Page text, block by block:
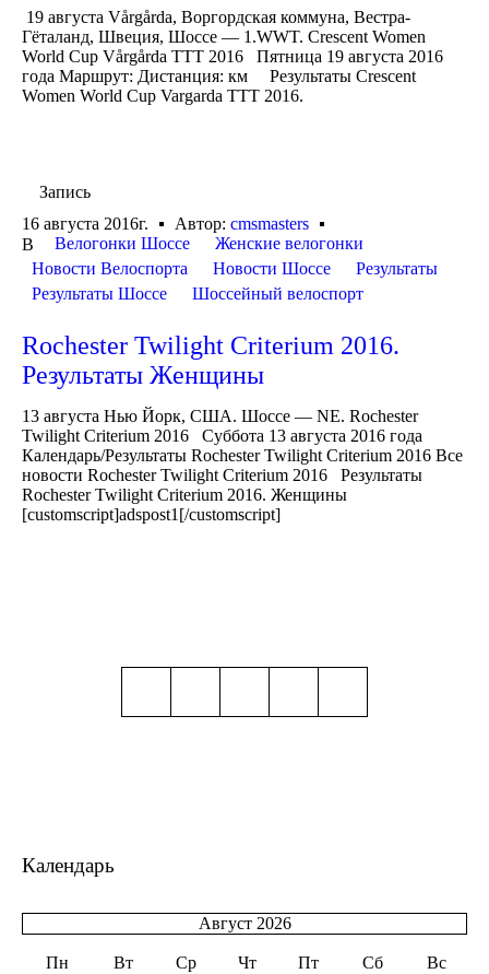
19 августа Vårgårda, Воргордская коммуна, Вестра-
Гёталанд, Швеция, Шоссе — 1.WWT. Crescent Women
World Cup Vårgårda TTT 2016 Пятница 19 августа 2016
года Маршрут: Дистанция: км Результаты Crescent
Women World Cup Vargarda TTT 2016.
Запись
16 августа 2016г.
Автор: cmsmasters
В
Велогонки Шоссе
Женские велогонки
Новости Велоспорта
Новости Шоссе
Результаты
Результаты Шоссе
Шоссейный велоспорт
Rochester Twilight Criterium 2016.
Результаты Женщины
13 августа Нью Йорк, США. Шоссе — NE. Rochester
Twilight Criterium 2016 Суббота 13 августа 2016 года
Календарь/Результаты Rochester Twilight Criterium 2016 Все
новости Rochester Twilight Criterium 2016 Результаты
Rochester Twilight Criterium 2016. Женщины
[customscript]adspost1[/customscript]
Календарь
Август 2026
Пн Вт Ср Чт Пт Сб
Вс